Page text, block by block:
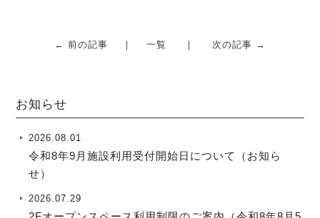
← 前の記事 一覧 次の記事 →
お知らせ
2026.08.01
令和8年9月施設利用受付開始日について（お知ら
せ）
2026.07.29